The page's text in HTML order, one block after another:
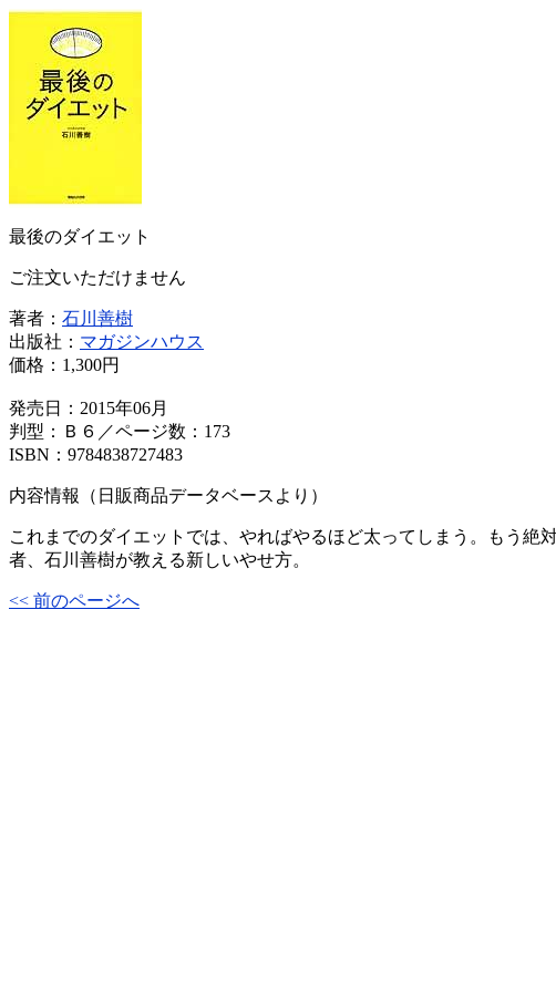
最後のダイエット
ご注文いただけません
著者： 石川善樹
出版社： マガジンハウス
価格： 1,300円
発売日：2015年06月
判型：Ｂ６／ページ数：173
ISBN：9784838727483
内容情報（日販商品データベースより）
これまでのダイエットでは、やればやるほど太ってしまう。もう
者、石川善樹が教える新しいやせ方。
<< 前のページへ